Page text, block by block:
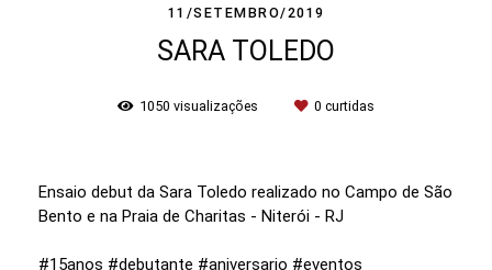
11/SETEMBRO/2019
SARA TOLEDO
1050 visualizações 0 curtidas
Ensaio debut da Sara Toledo realizado no Campo de São
Bento e na Praia de Charitas - Niterói - RJ
#15anos #debutante #aniversario #eventos